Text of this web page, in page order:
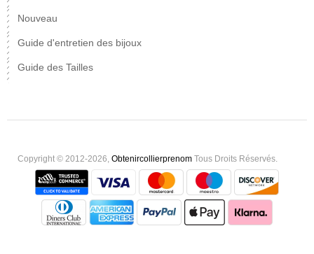
Nouveau
Guide d'entretien des bijoux
Guide des Tailles
Copyright © 2012-2026, Obtenircollierprenom Tous Droits Réservés.